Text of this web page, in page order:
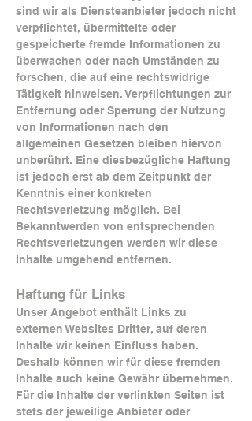
sind wir als Diensteanbieter jedoch nicht
verpflichtet, übermittelte oder
gespeicherte fremde Informationen zu
überwachen oder nach Umständen zu
forschen, die auf eine rechtswidrige
Tätigkeit hinweisen. Verpflichtungen zur
Entfernung oder Sperrung der Nutzung
von Informationen nach den
allgemeinen Gesetzen bleiben hiervon
unberührt. Eine diesbezügliche Haftung
ist jedoch erst ab dem Zeitpunkt der
Kenntnis einer konkreten
Rechtsverletzung möglich. Bei
Bekanntwerden von entsprechenden
Rechtsverletzungen werden wir diese
Inhalte umgehend entfernen.
Haftung für Links
Unser Angebot enthält Links zu
externen Websites Dritter, auf deren
Inhalte wir keinen Einfluss haben.
Deshalb können wir für diese fremden
Inhalte auch keine Gewähr übernehmen.
Für die Inhalte der verlinkten Seiten ist
stets der jeweilige Anbieter oder